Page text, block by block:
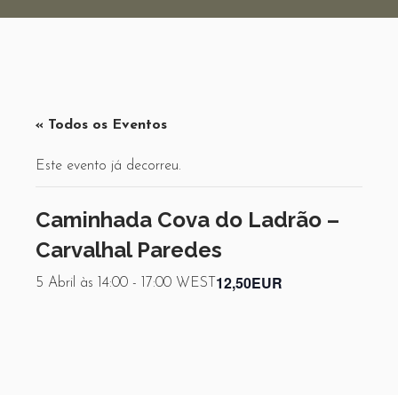
« Todos os Eventos
Este evento já decorreu.
Caminhada Cova do Ladrão –
Carvalhal Paredes
5 Abril às 14:00 - 17:00 WEST 12,50EUR